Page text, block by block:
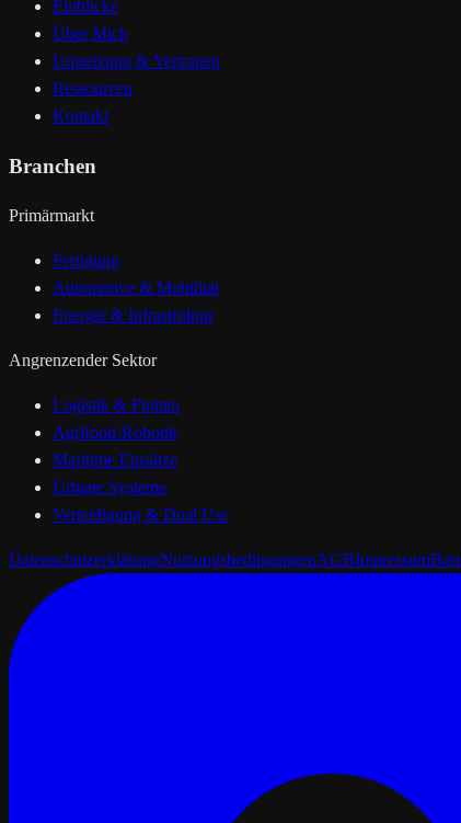
Einblicke
Über Mich
Umsetzung & Vertrauen
Ressourcen
Kontakt
Branchen
Primärmarkt
Fertigung
Automotive & Mobilität
Energie & Infrastruktur
Angrenzender Sektor
Logistik & Flotten
Agrifood-Robotik
Maritime Einsätze
Urbane Systeme
Verteidigung & Dual Use
DatenschutzerklärungNutzungsbedingungenAGBImpressum